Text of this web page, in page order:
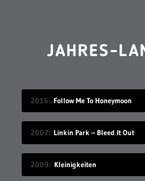
JAHRES-
2015 Follow Me To Honeymoon
2007 Linkin Park – Bleed It Out
2009 Kleinigkeiten